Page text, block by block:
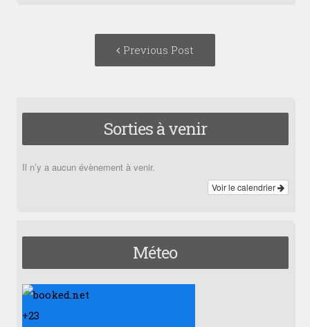
Previous Post
Sorties à venir
Il n’y a aucun évènement à venir.
Voir le calendrier
Méteo
+23